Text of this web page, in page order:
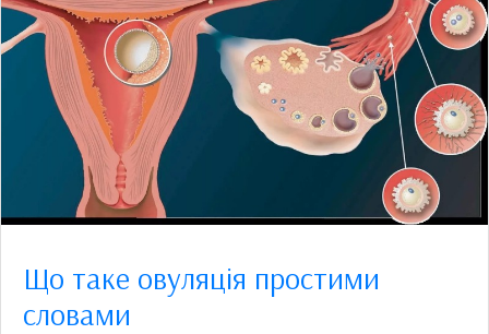
Що таке овуляція простими
словами